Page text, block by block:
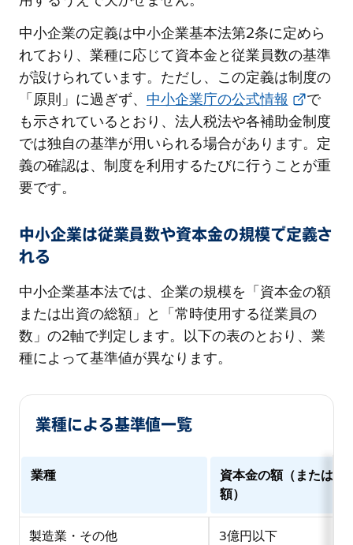
中小企業の定義は中小企業基本法第2条に定めら
れており、業種に応じて資本金と従業員数の基準
が設けられています。ただし、この定義は制度の
「原則」に過ぎず、 中小企業庁の公式情報
で
も示されているとおり、法人税法や各補助金制度
では独自の基準が用いられる場合があります。定
義の確認は、制度を利用するたびに行うことが重
要です。
中小企業は従業員数や資本金の規模で定義さ
れる
中小企業基本法では、企業の規模を「資本金の額
または出資の総額」と「常時使用する従業員の
数」の2軸で判定します。以下の表のとおり、業
種によって基準値が異なります。
業種による基準値一覧
業種
資本金の額（または出
額）
製造業・その他 3億円以下